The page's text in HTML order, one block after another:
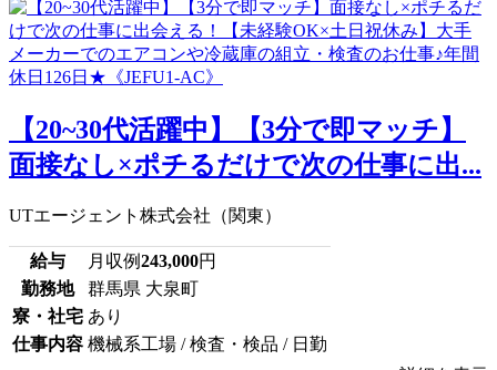
【20~30代活躍中】【3分で即マッチ】
面接なし×ポチるだけで次の仕事に出...
UTエージェント株式会社（関東）
給与 月収例243,000円
勤務地
群馬県 大泉町
寮・社宅 あり
仕事内容 機械系工場 / 検査・検品 / 日勤